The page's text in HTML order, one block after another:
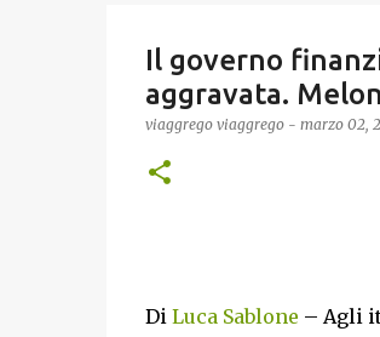
Il governo
aggravata.
viaggrego viaggrego - marzo 02,
Di Luca Sablone – Agli